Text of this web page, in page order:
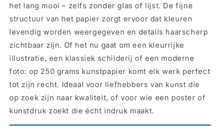
het lang mooi – zelfs zonder glas of lijst. De fijne
structuur van het papier zorgt ervoor dat kleuren
levendig worden weergegeven en details haarscherp
zichtbaar zijn. Of het nu gaat om een kleurrijke
illustratie, een klassiek schilderij of een moderne
foto: op 250 grams kunstpapier komt elk werk perfect
tot zijn recht. Ideaal voor liefhebbers van kunst die
op zoek zijn naar kwaliteit, of voor wie een poster of
kunstdruk zoekt die écht indruk maakt.